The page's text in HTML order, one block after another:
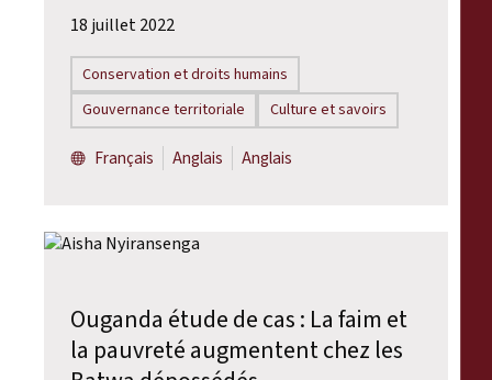
18 juillet 2022
Conservation et droits humains
Gouvernance territoriale
Culture et savoirs
Français Anglais Anglais
Ouganda étude de cas : La faim et
la pauvreté augmentent chez les